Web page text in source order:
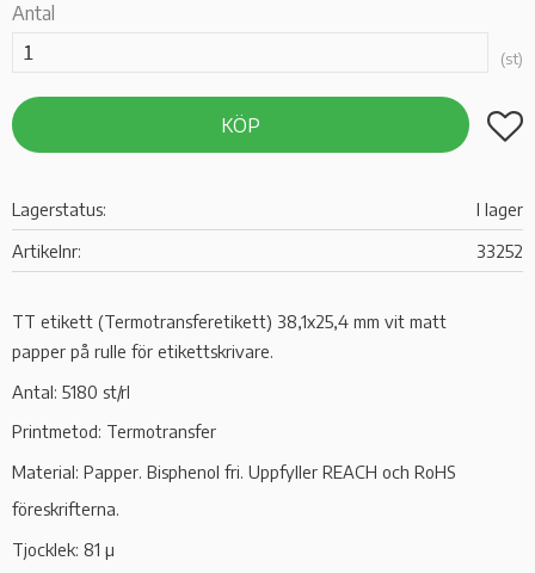
Antal
st
KÖP Lägg
Lagerstatus
I lager
Artikelnr
33252
TT etikett (Termotransferetikett) 38,1x25,4 mm vit matt
papper på rulle för etikettskrivare.
Antal: 5180 st/rl
Printmetod: Termotransfer
Material: Papper. Bisphenol fri. Uppfyller REACH och RoHS
föreskrifterna.
Tjocklek: 81 µ